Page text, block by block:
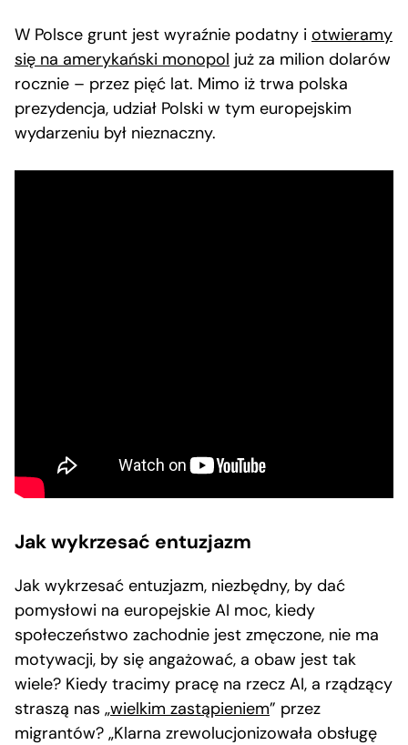
W Polsce grunt jest wyraźnie podatny i otwieramy
się na amerykański monopol już za milion dolarów
rocznie – przez pięć lat. Mimo iż trwa polska
prezydencja, udział Polski w tym europejskim
wydarzeniu był nieznaczny.
Jak wykrzesać entuzjazm
Jak wykrzesać entuzjazm, niezbędny, by dać
pomysłowi na europejskie AI moc, kiedy
społeczeństwo zachodnie jest zmęczone, nie ma
motywacji, by się angażować, a obaw jest tak
wiele? Kiedy tracimy pracę na rzecz AI, a rządzący
straszą nas „wielkim zastąpieniem” przez
migrantów? „Klarna zrewolucjonizowała obsługę